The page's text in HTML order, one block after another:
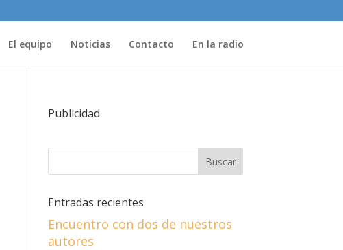
El equipo Noticias Contacto En la radio
Publicidad
Entradas recientes
Encuentro con dos de nuestros
autores